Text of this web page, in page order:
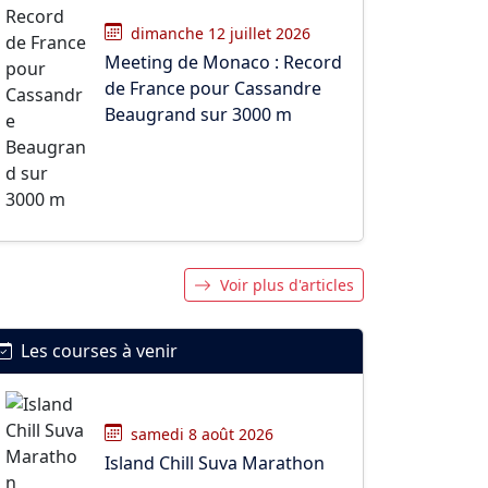
dimanche 12 juillet 2026
Meeting de Monaco : Record
de France pour Cassandre
Beaugrand sur 3000 m
Voir plus d'articles
Les courses à venir
samedi 8 août 2026
Island Chill Suva Marathon